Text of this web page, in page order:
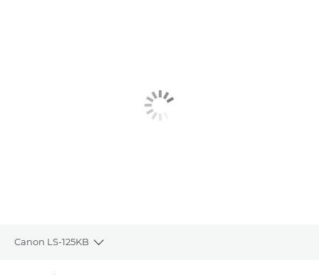
Canon LS-125KB
Toggle breadcrumbs